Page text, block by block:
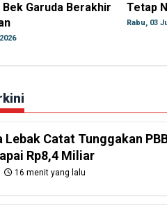
Bek Garuda Berakhir
Tetap
Rabu, 03
Lebak Catat Tunggakan
Rp8,4 Miliar
16 menit yang lalu